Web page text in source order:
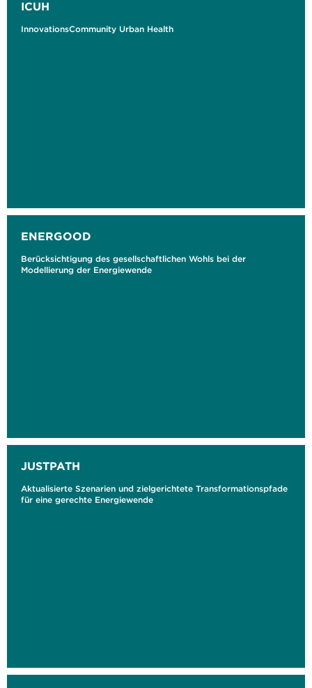
ICUH
InnovationsCommunity Urban Health
ENERGOOD
Berücksichtigung des gesellschaftlichen Wohls bei der
Modellierung der Energiewende
JUSTPATH
Aktualisierte Szenarien und zielgerichtete Transformationspfade
für eine gerechte Energiewende